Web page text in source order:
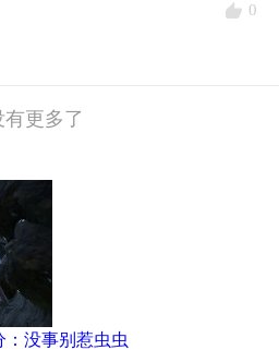
0
有更多了
：没事别惹虫虫